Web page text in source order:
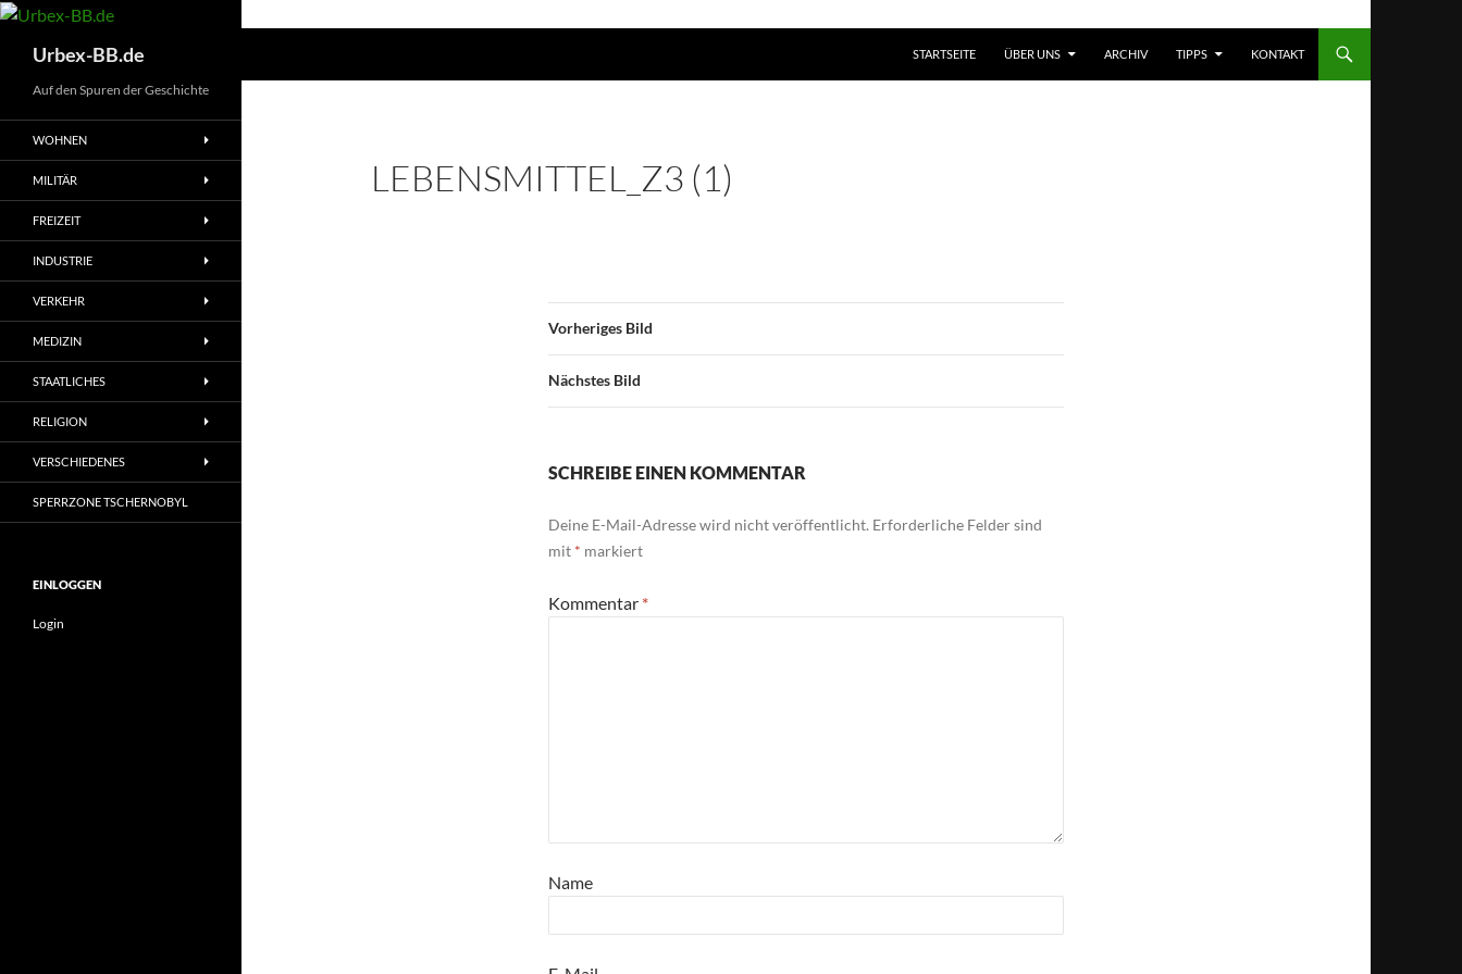
Urbex-BB.de
STARTSEITE
ÜBER UNS ARCHIV TIPPS KONTAKT
LEBENSMITTEL_Z3 (1)
Vorheriges Bild
Nächstes Bild
SCHREIBE EINEN KOMMENTAR
Deine E-Mail-Adresse wird nicht veröffentlicht. Erforderliche Felder sind
mit * markiert
Kommentar *
Name
Auf den Spuren der Geschichte
WOHNEN
MILITÄR
FREIZEIT
INDUSTRIE
VERKEHR
MEDIZIN
STAATLICHES
RELIGION
VERSCHIEDENES
SPERRZONE TSCHERNOBYL
EINLOGGEN
Login